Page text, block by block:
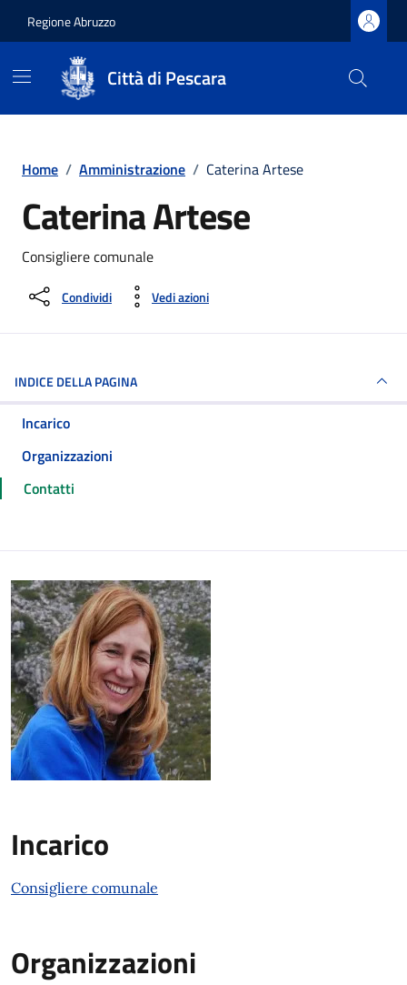
Regione Abruzzo
Città di Pescara
Home / Amministrazione / Caterina Artese
Caterina Artese
Consigliere comunale
Condividi Vedi azioni
INDICE DELLA PAGINA
Incarico
Organizzazioni
Contatti
Incarico
Consigliere comunale
Organizzazioni